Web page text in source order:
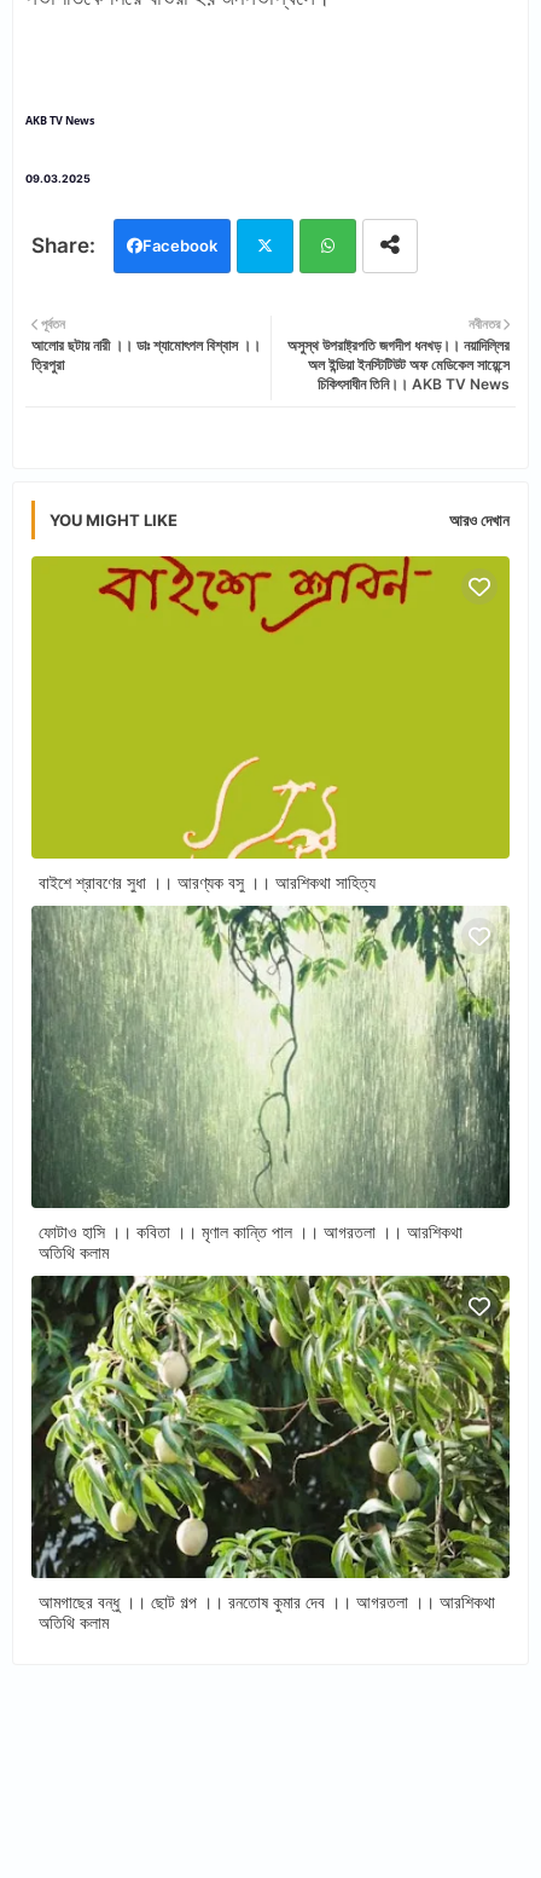
AKB TV News
09.03.2025
Facebook
tter ats
নবীনতর
অসুস্থ উপরাষ্ট্রপতি জগদীপ ধনখড়।। নয়াদিল্লির
অল ইন্ডিয়া ইনস্টিটিউট অফ মেডিকেল সায়েন্সে
চিকিৎসাধীন তিনি।। AKB TV News
পূর্বতন
আলোর ছটায় নারী ।। ডাঃ শ্যামোৎপল বিশ্বাস ।।
ত্রিপুরা
YOU MIGHT LIKE আরও দেখান
বাইশে শ্রাবণের সুধা ।। আরণ্যক বসু ।। আরশিকথা সাহিত্য
ফোটাও হাসি ।। কবিতা ।। মৃণাল কান্তি পাল ।। আগরতলা ।। আরশিকথা
অতিথি কলাম
আমগাছের বন্ধু ।। ছোট গল্প ।। রনতোষ কুমার দেব ।। আগরতলা ।। আরশিকথা
অতিথি কলাম